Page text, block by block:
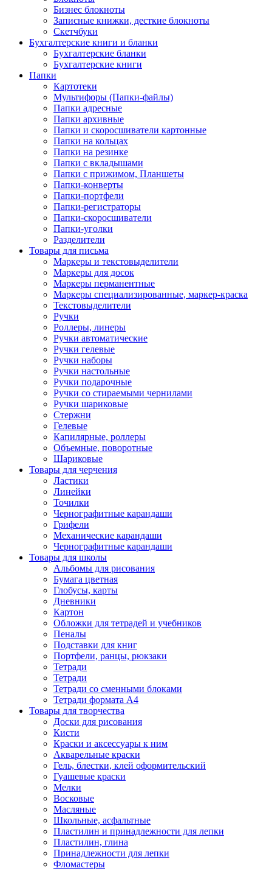
Бизнес блокноты
Записные книжки, десткие блокноты
Скетчбуки
Бухгалтерские книги и бланки
Бухгалтерские бланки
Бухгалтерские книги
Папки
Картотеки
Мультифоры (Папки-файлы)
Папки адресные
Папки архивные
Папки и скоросшиватели картонные
Папки на кольцах
Папки на резинке
Папки с вкладышами
Папки с прижимом, Планшеты
Папки-конверты
Папки-портфели
Папки-регистраторы
Папки-скоросшиватели
Папки-уголки
Разделители
Товары для письма
Маркеры и текстовыделители
Маркеры для досок
Маркеры перманентные
Маркеры специализированные, маркер-краска
Текстовыделители
Ручки
Роллеры, линеры
Ручки автоматические
Ручки гелевые
Ручки наборы
Ручки настольные
Ручки подарочные
Ручки со стираемыми чернилами
Ручки шариковые
Стержни
Гелевые
Капилярные, роллеры
Объемные, поворотные
Шариковые
Товары для черчения
Ластики
Линейки
Точилки
Чернографитные карандаши
Грифели
Механические карандаши
Чернографитные карандаши
Товары для школы
Альбомы для рисования
Бумага цветная
Глобусы, карты
Дневники
Картон
Обложки для тетрадей и учебников
Пеналы
Подставки для книг
Портфели, ранцы, рюкзаки
Тетради
Тетради
Тетради со сменными блоками
Тетради формата А4
Товары для творчества
Доски для рисования
Кисти
Краски и аксессуары к ним
Акварельные краски
Гель, блестки, клей оформительский
Гуашевые краски
Мелки
Восковые
Масляные
Школьные, асфальтные
Пластилин и принадлежности для лепки
Пластилин, глина
Принадлежности для лепки
Фломастеры